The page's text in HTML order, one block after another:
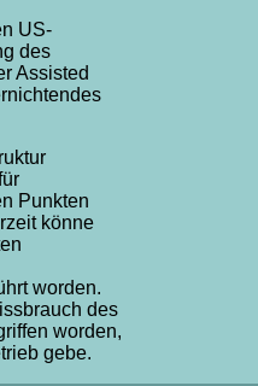
US-
des
Assisted
Punkten
könne
worden.
des
worden,
gebe.